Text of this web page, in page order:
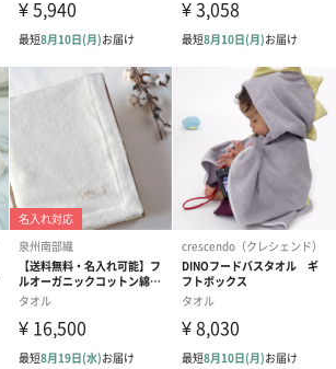
はもらって嬉しいポイントです。
ちを込めて、「kontex（コンテックス）」
きバスタオル&ハンカチセット」をプレゼ
商品オプション情報
ッセージを刺繍でお入れします。